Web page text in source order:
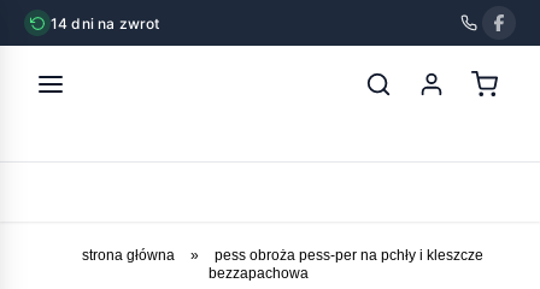
14 dni na zwrot
strona główna »
pess obroża pess-per na pchły i kleszcze
bezzapachowa